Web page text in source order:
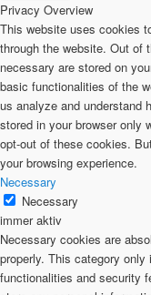
Privacy Overview
This website uses cookies
through the website. Out of
necessary are stored on
basic functionalities of the
us analyze and understand
stored in your browser only
opt-out of these cookies.
your browsing experience.
Necessary
Necessary
immer aktiv
Necessary cookies are
properly. This category
functionalities and security